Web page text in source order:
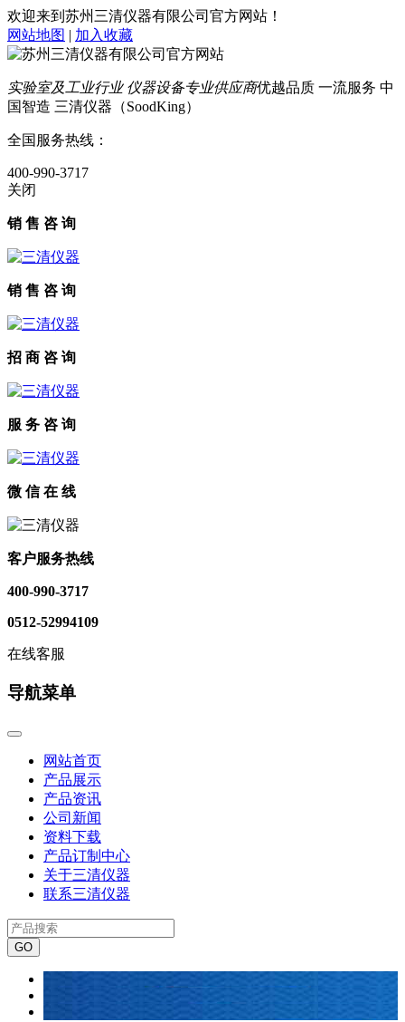
欢迎来到苏州三清仪器有限公司官方网站！
网站地图 | 加入收藏
实验室及工业行业 仪器设备专业供应商优越品质 一流服务 中
国智造 三清仪器（SoodKing）
全国服务热线：
400-990-3717
关闭
销 售 咨 询
销 售 咨 询
招 商 咨 询
服 务 咨 询
微 信 在 线
客户服务热线
400-990-3717
0512-52994109
在线客服
导航菜单
网站首页
产品展示
产品资讯
公司新闻
资料下载
产品订制中心
关于三清仪器
联系三清仪器